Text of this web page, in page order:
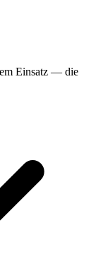
Einsatz — die